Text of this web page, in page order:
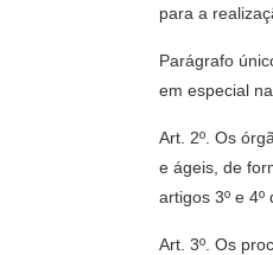
para a
Parágrafo
em especial
Art. 2º. Os
e ágeis, de
artigos 3º e 4º
Art. 3º. Os